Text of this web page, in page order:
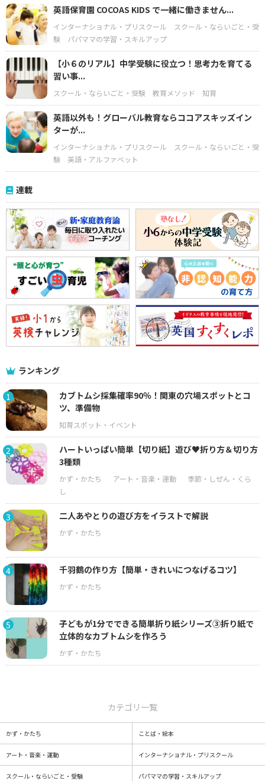
英語保育園 COCOAS KIDS で一緒に働きません...
インターナショナル・プリスクール
スクール・ならいごと・受
験
パパママの学習・スキルアップ
【小６のリアル】中学受験に役立つ！思考力を育てる
習い事...
スクール・ならいごと・受験 教育メソッド 知育
英語以外も！グローバル教育ならココアスキッズイン
ターが...
インターナショナル・プリスクール
スクール・ならいごと・受
験
英語・アルファベット
連載
ランキング
1
カブトムシ採集確率90％！関東の穴場スポットとコ
ツ、準備物
2
ハートいっぱい簡単【切り紙】遊び♥折り方＆切り方
3種類
3 二人あやとりの遊び方をイラストで解説
4 千羽鶴の作り方【簡単・きれいにつなげるコツ】
5
子どもが1分でできる簡単折り紙シリーズ③折り紙で
立体的なカブトムシを作ろう
カテゴリ一覧
かず・かたち ことば・絵本
アート・音楽・運動 インターナショナル・プリスクール
スクール・ならいごと・受験 パパママの学習・スキルアップ